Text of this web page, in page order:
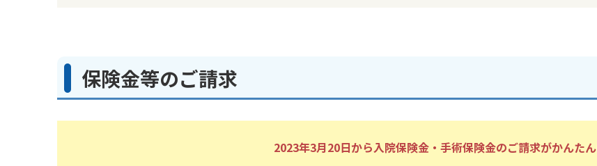
保険金等のご請求
2023年3月20日から入院保険金・手術保険金のご請求がかんた